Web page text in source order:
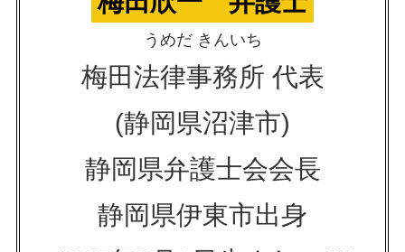
うめだ きんいち
梅田法律事務所 代表
(静岡県沼津市)
静岡県弁護士会会長
静岡県伊東市出身